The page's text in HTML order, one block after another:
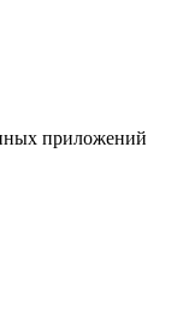
приложений